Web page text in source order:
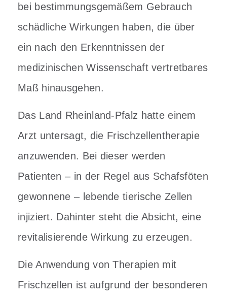
bei bestimmungsgemäßem Gebrauch
schädliche Wirkungen haben, die über
ein nach den Erkenntnissen der
medizinischen Wissenschaft vertretbares
Maß hinausgehen.
Das Land Rheinland-Pfalz hatte einem
Arzt untersagt, die Frischzellentherapie
anzuwenden. Bei dieser werden
Patienten – in der Regel aus Schafsföten
gewonnene – lebende tierische Zellen
injiziert. Dahinter steht die Absicht, eine
revitalisierende Wirkung zu erzeugen.
Die Anwendung von Therapien mit
Frischzellen ist aufgrund der besonderen